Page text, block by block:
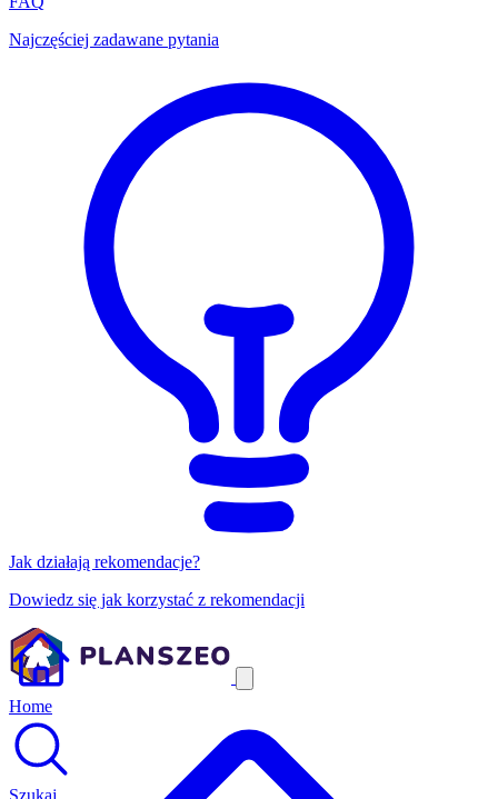
Najczęściej zadawane pytania
Jak działają rekomendacje?
Dowiedz się jak korzystać z rekomendacji
Home
Szukaj